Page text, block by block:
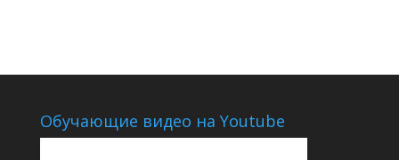
Обучающие видео на Youtube